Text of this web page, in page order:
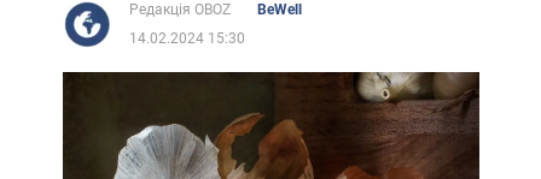
Африка
Редакція OBOZ
BeWell
14.02.2024 15:30